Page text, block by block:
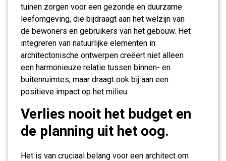
tuinen zorgen voor een gezonde en duurzame
leefomgeving, die bijdraagt aan het welzijn van
de bewoners en gebruikers van het gebouw. Het
integreren van natuurlijke elementen in
architectonische ontwerpen creëert niet alleen
een harmonieuze relatie tussen binnen- en
buitenruimtes, maar draagt ook bij aan een
positieve impact op het milieu.
Verlies nooit het budget en
de planning uit het oog.
Het is van cruciaal belang voor een architect om